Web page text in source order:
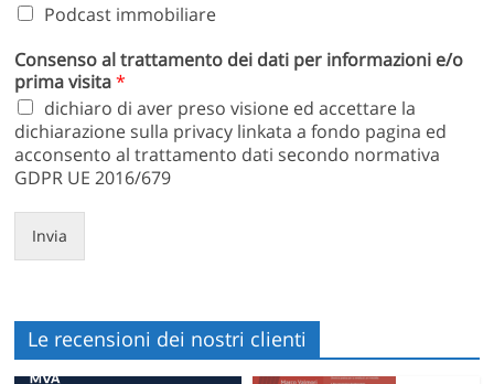
Podcast immobiliare
Consenso al trattamento dei dati per informazioni e/o
prima visita*
dichiaro di aver preso visione ed accettare la
dichiarazione sulla privacy linkata a fondo pagina ed
acconsento al trattamento dati secondo normativa
GDPR UE 2016/679
Invia
Le recensioni dei nostri clienti